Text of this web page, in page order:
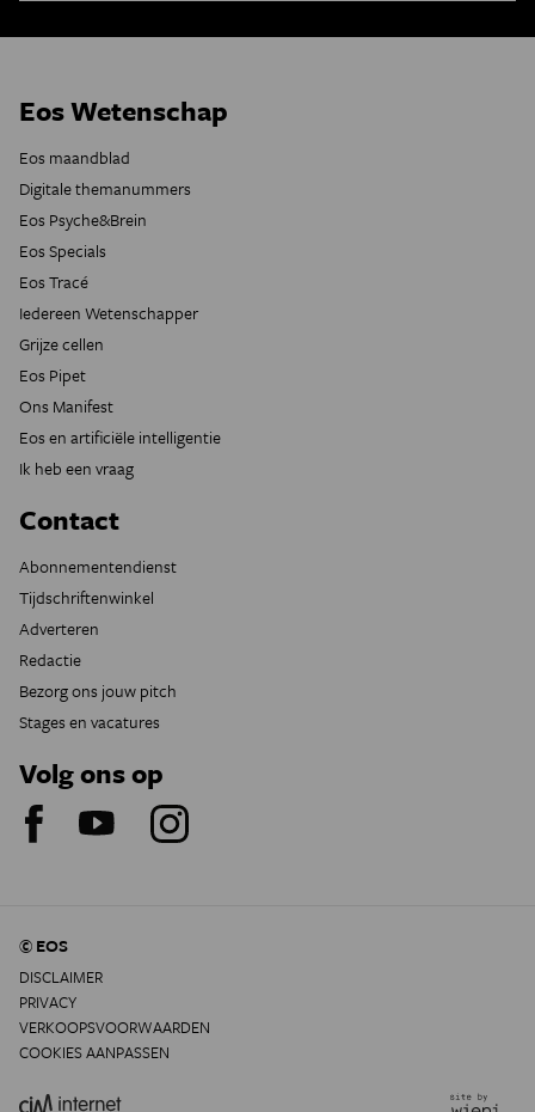
Eos Wetenschap
Eos maandblad
Digitale themanummers
Eos Psyche&Brein
Eos Specials
Eos Tracé
Iedereen Wetenschapper
Grijze cellen
Eos Pipet
Ons Manifest
Eos en artificiële intelligentie
Ik heb een vraag
Contact
Abonnementendienst
Tijdschriftenwinkel
Adverteren
Redactie
Bezorg ons jouw pitch
Stages en vacatures
Volg ons op
© EOS
DISCLAIMER
PRIVACY
VERKOOPSVOORWAARDEN
COOKIES AANPASSEN